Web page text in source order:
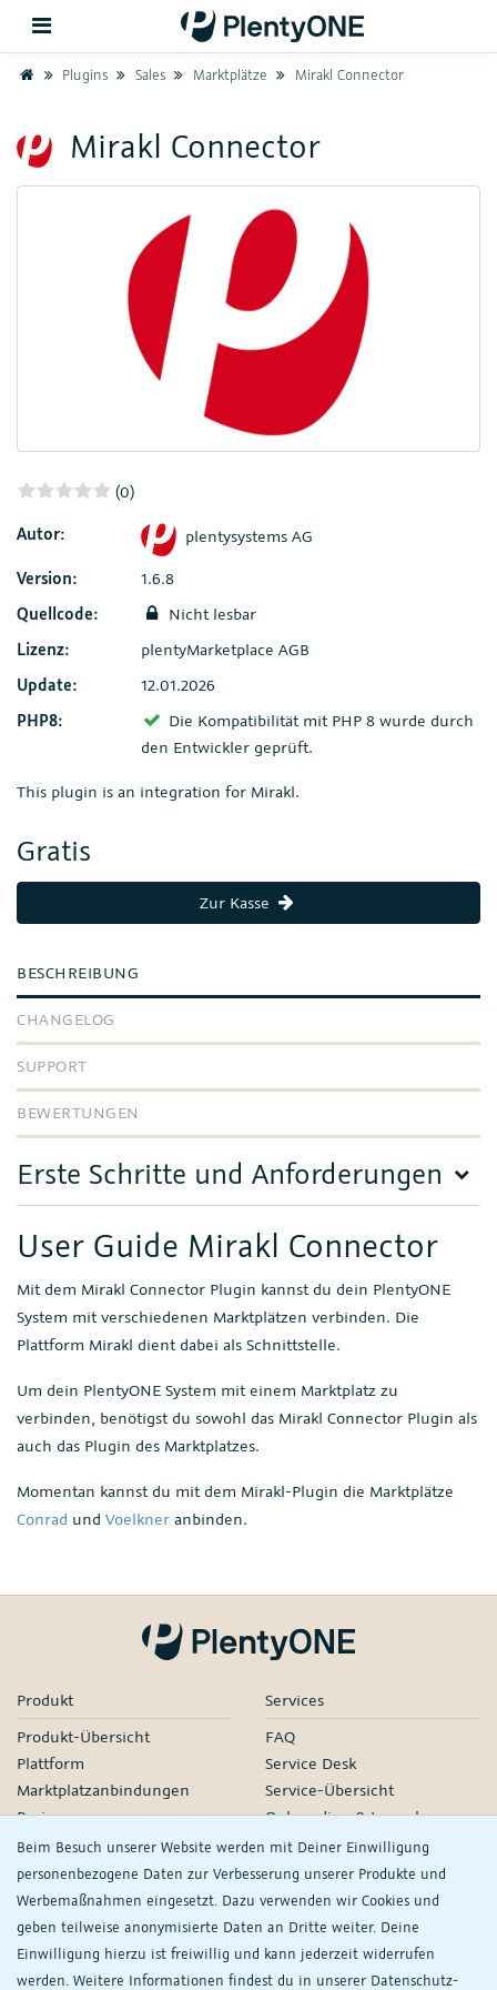
Zurück
Support
HomePlugins Sales Marktplätze Mirakl Connector
Beim Besuch unserer Website werden mit Deiner Einwilligung
personenbezogene Daten zur Verbesserung unserer Produkte und
Werbemaßnahmen eingesetzt. Dazu verwenden wir Cookies und
geben teilweise anonymisierte Daten an Dritte weiter. Deine
Einwilligung hierzu ist freiwillig und kann jederzeit widerrufen
werden. Weitere Informationen findest du in unserer Daten­schutz­
Mirakl Connector
(0)
Autor:
plentysystems AG
Version:
1.6.8
Quellcode:
Nicht lesbar
Lizenz:
plentyMarketplace AGB
Update:
12.01.2026
PHP8:
Die Kompatibilität mit PHP 8 wurde durch
den Entwickler geprüft.
This plugin is an integration for Mirakl.
Gratis
Zur Kasse
BESCHREIBUNG
CHANGELOG
SUPPORT
BEWERTUNGEN
Erste Schritte und Anforderungen
User Guide Mirakl Connector
Mit dem Mirakl Connector Plugin kannst du dein PlentyONE
System mit verschiedenen Marktplätzen verbinden. Die
Plattform Mirakl dient dabei als Schnittstelle.
Um dein PlentyONE System mit einem Marktplatz zu
verbinden, benötigst du sowohl das Mirakl Connector Plugin als
auch das Plugin des Marktplatzes.
Momentan kannst du mit dem Mirakl-Plugin die Marktplätze
Conrad und Voelkner anbinden.
Produkt
Produkt-Übersicht
Plattform
Marktplatzanbindungen
Preise
Services
FAQ
Service Desk
Service-Übersicht
Onboarding & Launch
Services
Managed Services
Partner-Netzwerk
Webinare
Knowledge Unternehmen